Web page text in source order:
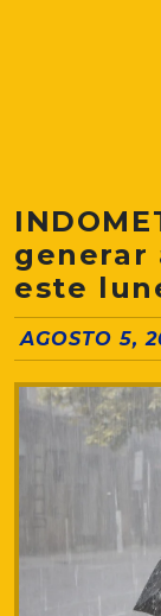
generar
este
AGOSTO 5,